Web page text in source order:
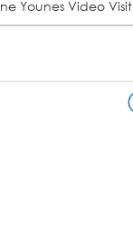
Younes Video Visit